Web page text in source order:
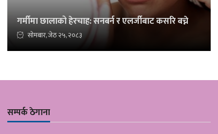
गर्मीमा छालाको हेरचाह: सनबर्न र एलर्जीबाट कसरि बच्ने
सोमबार, जेठ २५, २०८३
सम्पर्क ठेगाना